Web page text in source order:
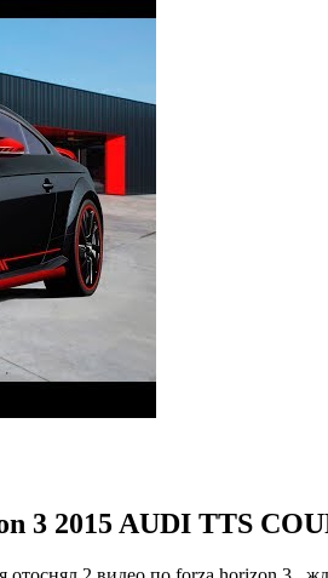
3 2015 AUDI TTS